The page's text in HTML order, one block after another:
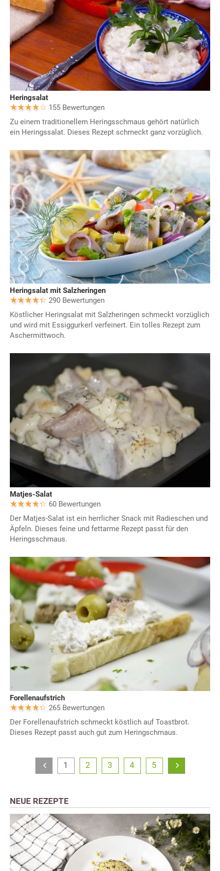
Heringsalat
155 Bewertungen
Zu einem traditionellem Heringsschmaus gehört natürlich
ein Heringssalat. Dieses Rezept schmeckt ganz vorzüglich.
Heringsalat mit Salzheringen
290 Bewertungen
Köstlicher Heringsalat mit Salzheringen schmeckt vorzüglich
und wird mit Essiggurkerl verfeinert. Ein tolles Rezept zum
Aschermittwoch.
Matjes-Salat
60 Bewertungen
Der Matjes-Salat ist ein herrlicher Snack mit Radieschen und
Äpfeln. Dieses feine und fettarme Rezept passt für den
Heringsschmaus.
Forellenaufstrich
265 Bewertungen
Der Forellenaufstrich schmeckt köstlich auf Toastbrot.
Dieses Rezept passt auch gut zum Heringschmaus.
1 2 3 4 5
NEUE REZEPTE